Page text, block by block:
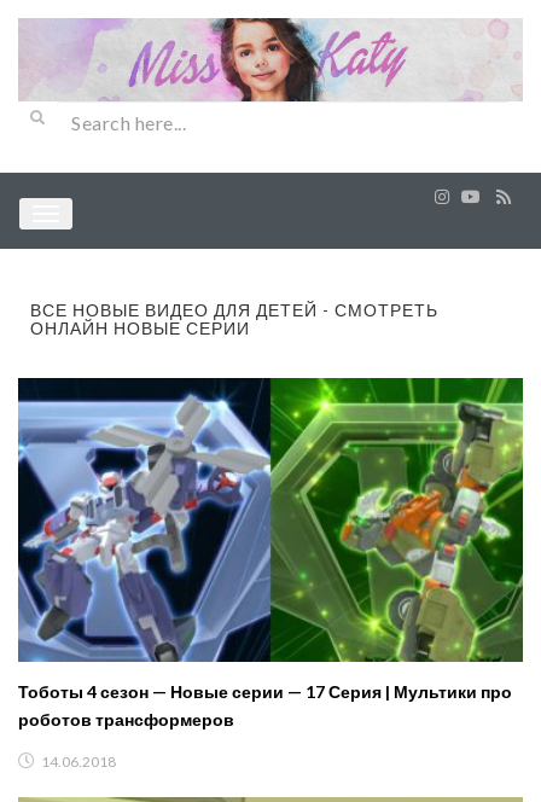
ВСЕ НОВЫЕ ВИДЕО ДЛЯ ДЕТЕЙ - СМОТРЕТЬ
ОНЛАЙН НОВЫЕ СЕРИИ
Тоботы 4 сезон — Новые серии — 17 Серия | Мультики про
роботов трансформеров
14.06.2018